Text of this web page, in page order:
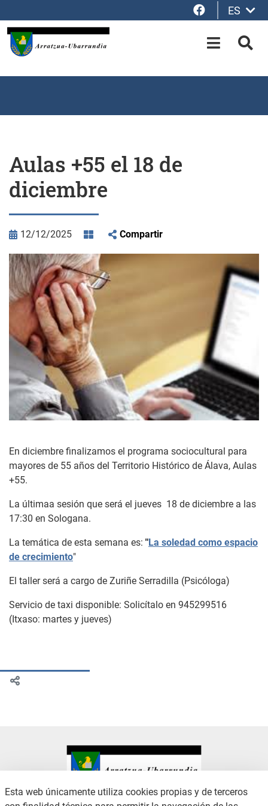
Facebook
ES
OPEN-
Aulas +55 el 18 de
diciembre
12/12/2025 Compartir
En diciembre finalizamos el programa sociocultural para
mayores de 55 años del Territorio Histórico de Álava, Aulas
+55.
La últimaa sesión que será el jueves 18 de diciembre a las
17:30 en Sologana.
La temática de esta semana es: "La soledad como espacio
de crecimiento"
El taller será a cargo de Zuriñe Serradilla (Psicóloga)
Servicio de taxi disponible: Solicítalo en 945299516
(Itxaso: martes y jueves)
Esta web únicamente utiliza cookies propias y de terceros